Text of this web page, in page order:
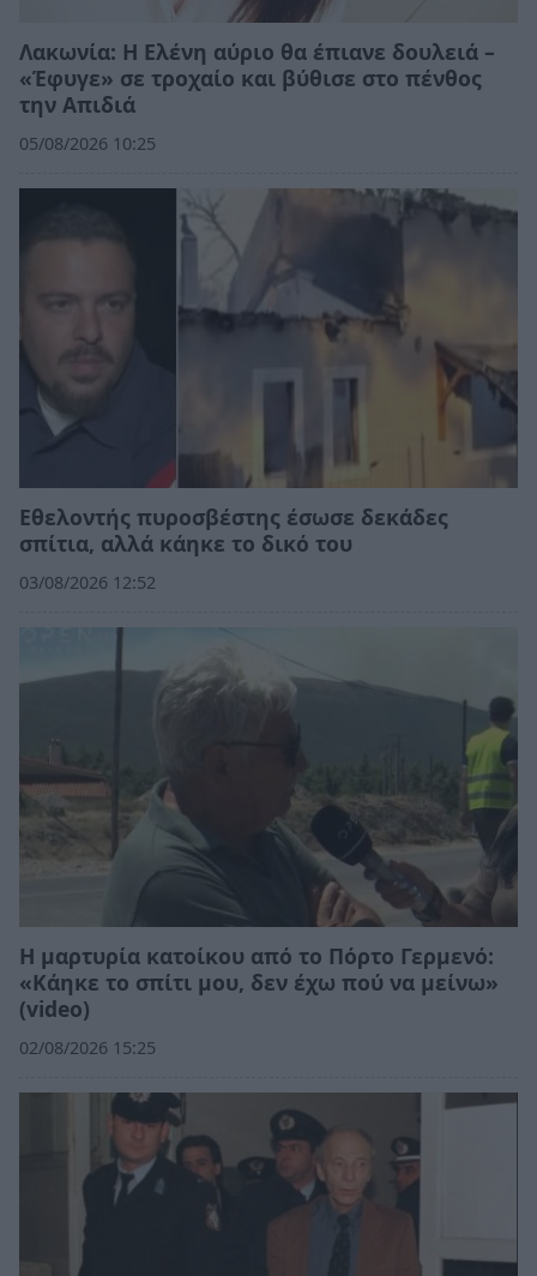
Λακωνία: Η Ελένη αύριο θα έπιανε δουλειά –
«Έφυγε» σε τροχαίο και βύθισε στο πένθος
την Απιδιά
05/08/2026 10:25
Εθελοντής πυροσβέστης έσωσε δεκάδες
σπίτια, αλλά κάηκε το δικό του
03/08/2026 12:52
Η μαρτυρία κατοίκου από το Πόρτο Γερμενό:
«Κάηκε το σπίτι μου, δεν έχω πού να μείνω»
(video)
02/08/2026 15:25